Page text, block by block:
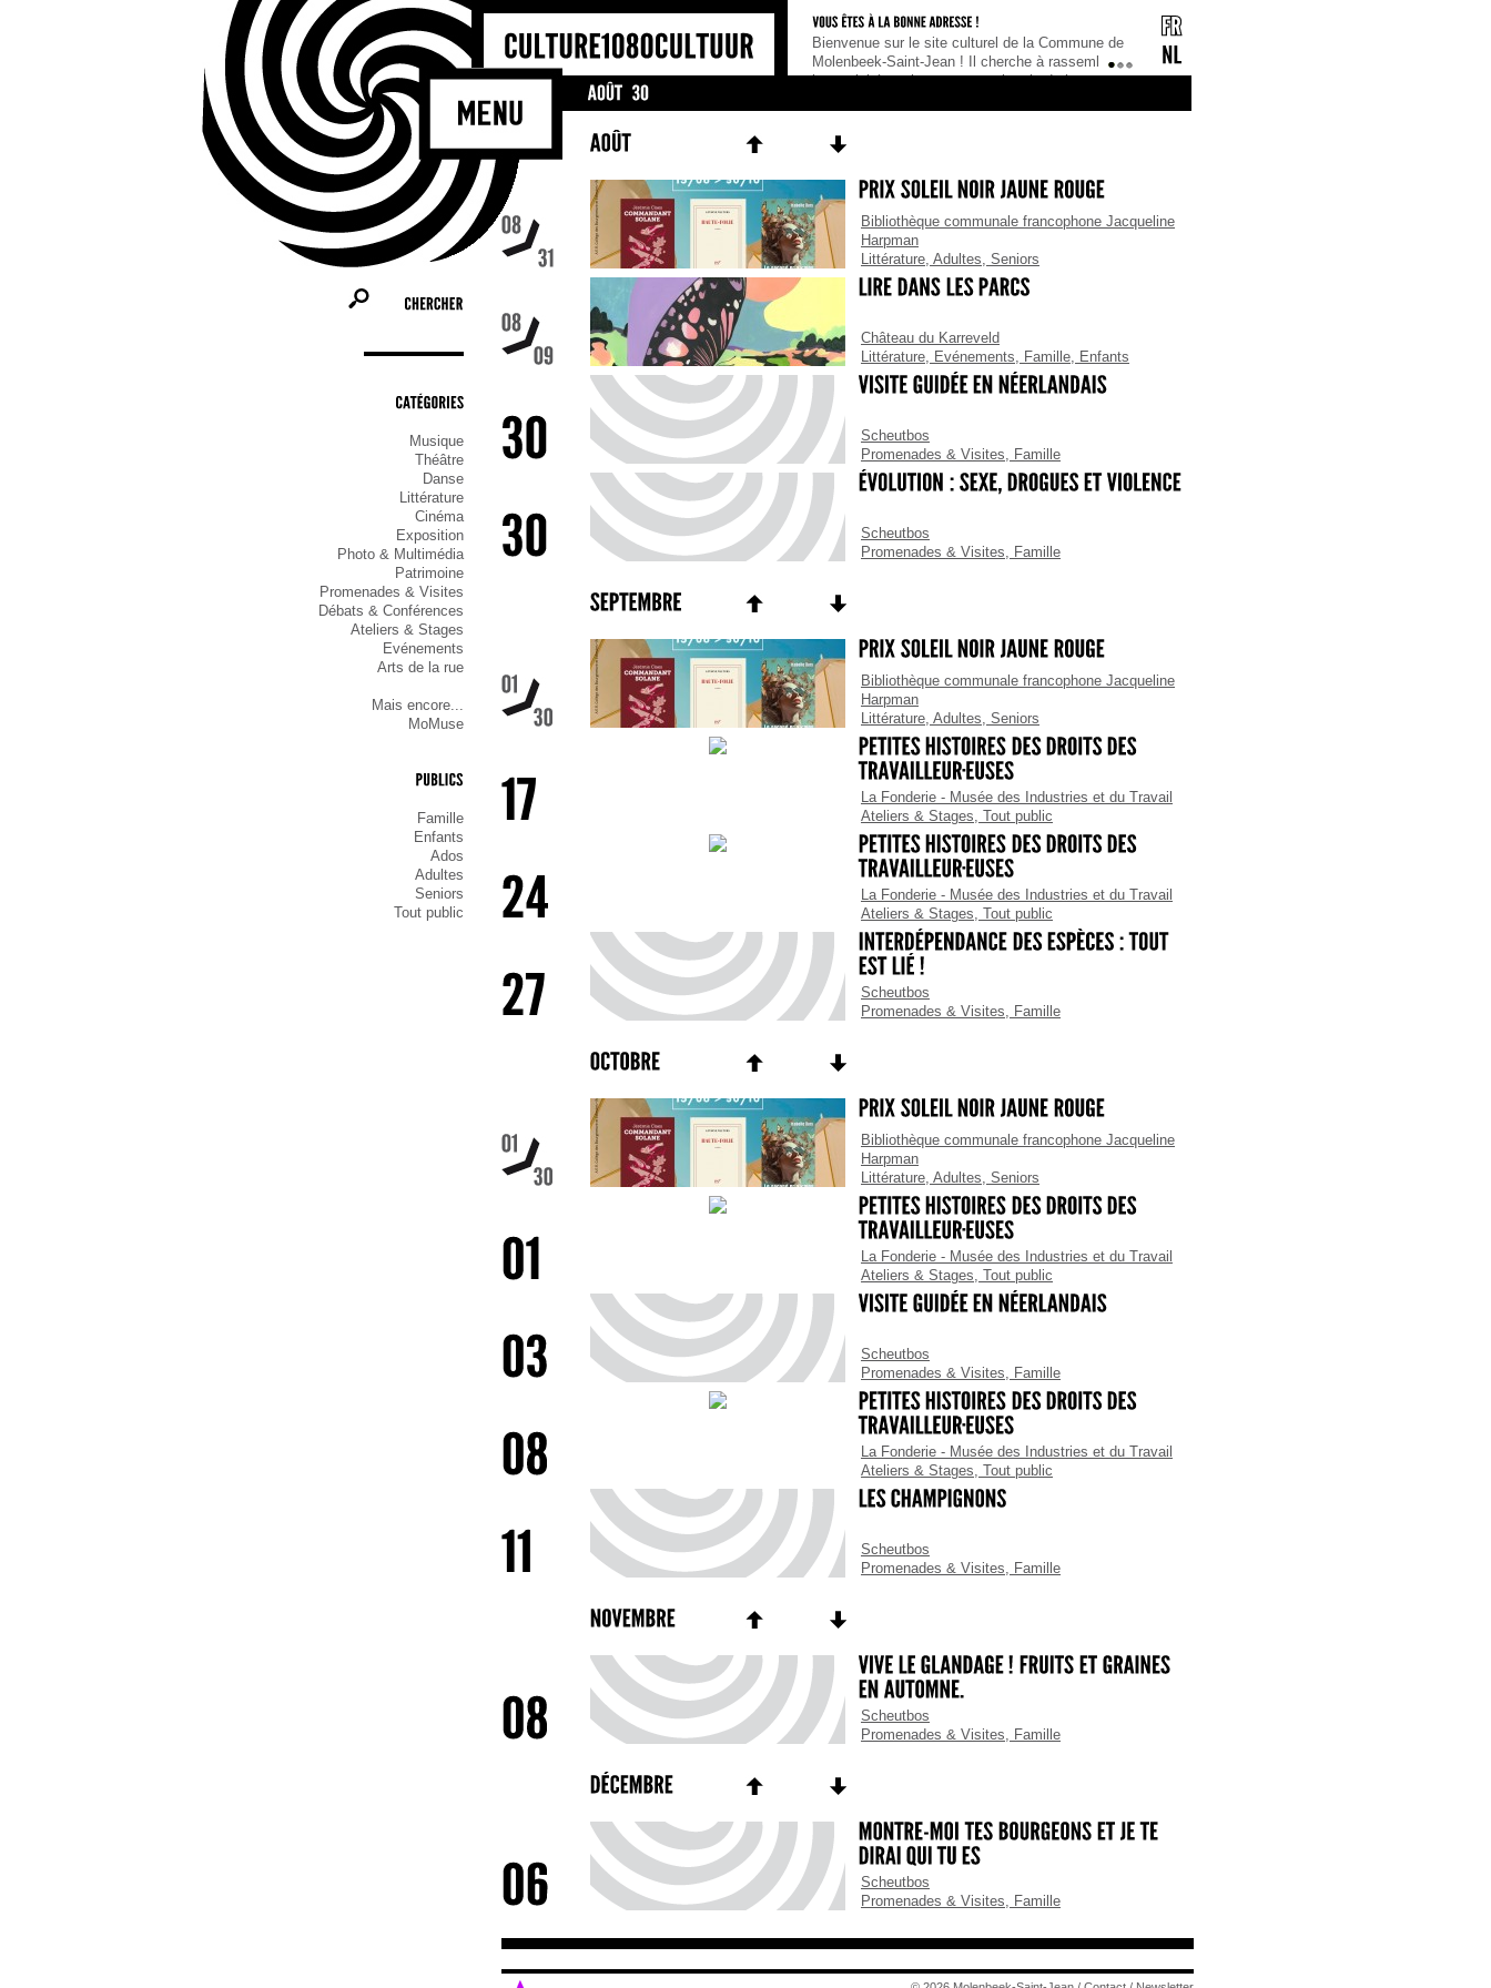
Bienvenue sur le site culturel de la Commune de
Molenbeek-Saint-Jean ! Il cherche à rassembler
les activités et les acteurs culturels de la
commune, tel un portail de référence pour tous
ceux qui cherchent une information culturelle,
qu’ils soient habitants, association ou
Notre portail culturel édite une lettre d’information
culturelle gratuite.Vous souhaitez la recevoir ?
Bonne idée !Mais préalablement, il faut vous
123
Musique
Théâtre
Danse
Littérature
Cinéma
Exposition
Photo & Multimédia
Patrimoine
Promenades & Visites
Débats & Conférences
Ateliers & Stages
Evénements
Arts de la rue
Mais encore...
MoMuse
Famille
Enfants
Ados
Adultes
Seniors
Tout public
Bibliothèque communale francophone Jacqueline
Harpman
Littérature, Adultes, Seniors
Château du Karreveld
Littérature, Evénements, Famille, Enfants
Scheutbos
Promenades & Visites, Famille
Scheutbos
Promenades & Visites, Famille
Bibliothèque communale francophone Jacqueline
Harpman
Littérature, Adultes, Seniors
La Fonderie - Musée des Industries et du Travail
Ateliers & Stages, Tout public
La Fonderie - Musée des Industries et du Travail
Ateliers & Stages, Tout public
Scheutbos
Promenades & Visites, Famille
Bibliothèque communale francophone Jacqueline
Harpman
Littérature, Adultes, Seniors
La Fonderie - Musée des Industries et du Travail
Ateliers & Stages, Tout public
Scheutbos
Promenades & Visites, Famille
La Fonderie - Musée des Industries et du Travail
Ateliers & Stages, Tout public
Scheutbos
Promenades & Visites, Famille
Scheutbos
Promenades & Visites, Famille
Scheutbos
Promenades & Visites, Famille